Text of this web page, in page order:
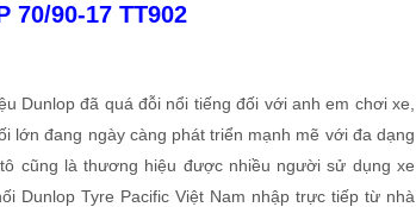
70/90-17 TT902
Dunlop đã quá đỗi nổi tiếng đối với anh em chơi xe,
lớn đang ngày càng phát triển mạnh mẽ với đa dạng
cũng là thương hiệu được nhiều người sử dụng xe
Dunlop Tyre Pacific Việt Nam nhập trực tiếp từ nhà